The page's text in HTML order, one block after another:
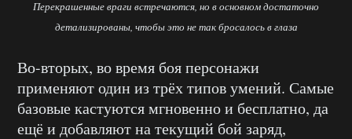
Перекрашенные враги встречаются, но в основном достаточно
детализированы, чтобы это не так бросалось в глаза
Во-вторых, во время боя персонажи
применяют один из трёх типов умений. Самые
базовые кастуются мгновенно и бесплатно, да
ещё и добавляют на текущий бой заряд,